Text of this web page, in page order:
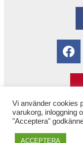
Copyright ©
Vi använder cookies
varukorg, inloggning
"Acceptera"
ACCEPTERA